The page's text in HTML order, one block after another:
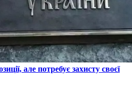
але потребує захисту своєї